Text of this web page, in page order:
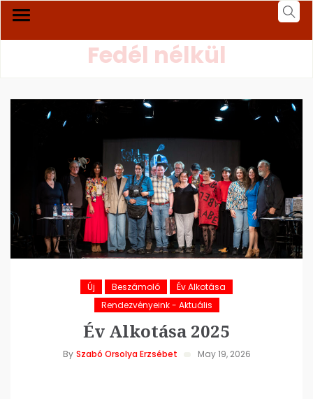
Fedél nélkül
Új Beszámoló
Év Alkotása
Rendezvényeink - Aktuális
Év Alkotása 2025
By Szabó Orsolya Erzsébet May 19, 2026